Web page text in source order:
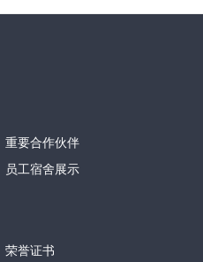
重要合作伙伴
员工宿舍展示
荣誉证书